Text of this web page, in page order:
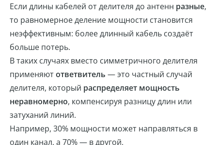
Если длины кабелей от делителя до антенн разные,
то равномерное деление мощности становится
неэффективным: более длинный кабель создаёт
больше потерь.
В таких случаях вместо симметричного делителя
применяютответвитель — это частный случай
делителя, который распределяет мощность
неравномерно, компенсируя разницу длин или
затуханий линий.
Например, 30% мощности может направляться в
один канал, а 70% — в другой.